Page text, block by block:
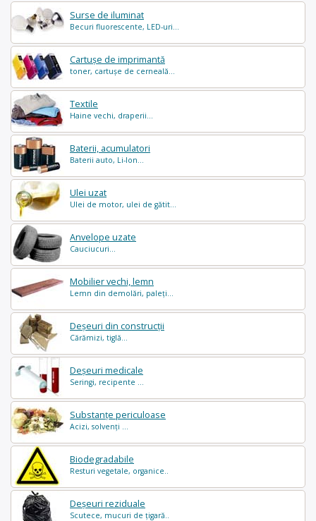
Surse de iluminat
Becuri fluorescente, LED-uri...
Cartușe de imprimantă
toner, cartușe de cerneală...
Textile
Haine vechi, draperii...
Baterii, acumulatori
Baterii auto, Li-Ion...
Ulei uzat
Ulei de motor, ulei de gătit...
Anvelope uzate
Cauciucuri...
Mobilier vechi, lemn
Lemn din demolări, paleți...
Deșeuri din construcții
Cărămizi, tiglă...
Deșeuri medicale
Seringi, recipente ...
Substanțe periculoase
Acizi, solvenți ...
Biodegradabile
Resturi vegetale, organice..
Deșeuri reziduale
Scutece, mucuri de țigară..